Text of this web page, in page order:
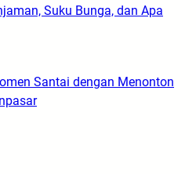
Suku Bunga, dan Apa
Santai dengan Menonton